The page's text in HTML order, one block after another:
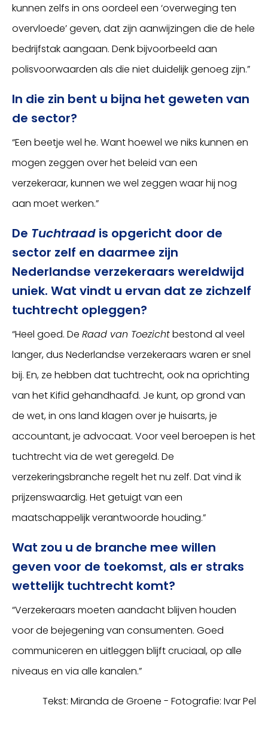
kunnen zelfs in ons oordeel een ‘overweging ten
overvloede’ geven, dat zijn aanwijzingen die de hele
bedrijfstak aangaan. Denk bijvoorbeeld aan
polisvoorwaarden als die niet duidelijk genoeg zijn.”
In die zin bent u bijna het geweten van
de sector?
“Een beetje wel he. Want hoewel we niks kunnen en
mogen zeggen over het beleid van een
verzekeraar, kunnen we wel zeggen waar hij nog
aan moet werken.”
De Tuchtraad is opgericht door de
sector zelf en daarmee zijn
Nederlandse verzekeraars wereldwijd
uniek. Wat vindt u ervan dat ze zichzelf
tuchtrecht opleggen?
“Heel goed. De Raad van Toezichtbestond al veel
langer, dus Nederlandse verzekeraars waren er snel
bij. En, ze hebben dat tuchtrecht, ook na oprichting
van het Kifid gehandhaafd. Je kunt, op grond van
de wet, in ons land klagen over je huisarts, je
accountant, je advocaat. Voor veel beroepen is het
tuchtrecht via de wet geregeld. De
verzekeringsbranche regelt het nu zelf. Dat vind ik
prijzenswaardig. Het getuigt van een
maatschappelijk verantwoorde houding.”
Wat zou u de branche mee willen
geven voor de toekomst, als er straks
wettelijk tuchtrecht komt?
“Verzekeraars moeten aandacht blijven houden
voor de bejegening van consumenten. Goed
communiceren en uitleggen blijft cruciaal, op alle
niveaus en via alle kanalen.”
Tekst: Miranda de Groene - Fotografie: Ivar Pel